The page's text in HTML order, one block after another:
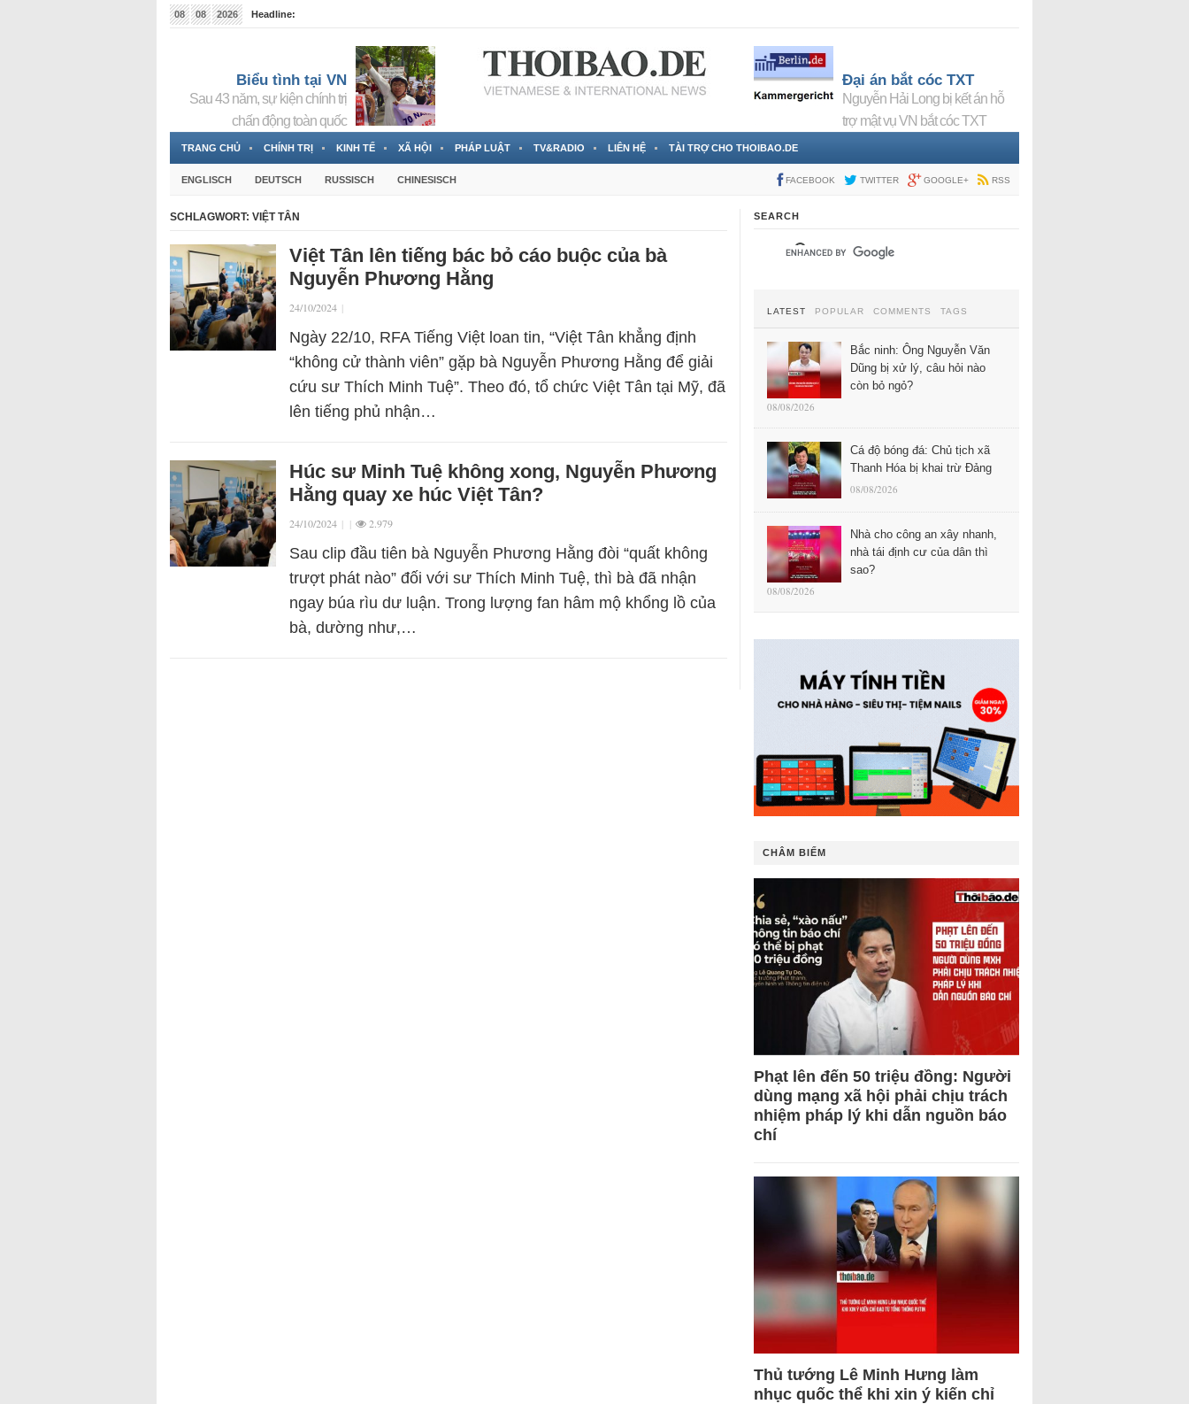
08 08 2026
Headline:
Biểu tình tại VN
Sau 43 năm, sự kiện chính trị
chấn động toàn quốc
Đại án bắt cóc TXT
Nguyễn Hải Long bị kết án hỗ
trợ mật vụ VN bắt cóc TXT
TRANG CHỦ CHÍNH TRỊ KINH TẾ XÃ HỘI PHÁP LUẬT TV&RADIO LIÊN HỆ TÀI TRỢ CHO THOIBAO.DE
ENGLISCH DEUTSCH RUSSISCH CHINESISCH FACEBOOK TWITTER GOOGLE+ RSS
SCHLAGWORT: VIỆT TÂN
Việt Tân lên tiếng bác bỏ cáo buộc của bà
Nguyễn Phương Hằng
24/10/2024 |
Ngày 22/10, RFA Tiếng Việt loan tin, “Việt Tân khẳng định
“không cử thành viên” gặp bà Nguyễn Phương Hằng để giải
cứu sư Thích Minh Tuệ”. Theo đó, tổ chức Việt Tân tại Mỹ, đã
lên tiếng phủ nhận…
Húc sư Minh Tuệ không xong, Nguyễn Phương
Hằng quay xe húc Việt Tân?
24/10/2024 | | 2.979
Sau clip đầu tiên bà Nguyễn Phương Hằng đòi “quất không
trượt phát nào” đối với sư Thích Minh Tuệ, thì bà đã nhận
ngay búa rìu dư luận. Trong lượng fan hâm mộ khổng lồ của
bà, dường như,…
SEARCH
LATEST POPULAR COMMENTS TAGS
Bắc ninh: Ông Nguyễn Văn
Dũng bị xử lý, câu hỏi nào
còn bỏ ngỏ?
08/08/2026
Cá độ bóng đá: Chủ tịch xã
Thanh Hóa bị khai trừ Đảng
08/08/2026
Nhà cho công an xây nhanh,
nhà tái định cư của dân thì
sao?
08/08/2026
CHÂM BIẾM
Phạt lên đến 50 triệu đồng: Người
dùng mạng xã hội phải chịu trách
nhiệm pháp lý khi dẫn nguồn báo
chí
Thủ tướng Lê Minh Hưng làm
nhục quốc thể khi xin ý kiến chỉ